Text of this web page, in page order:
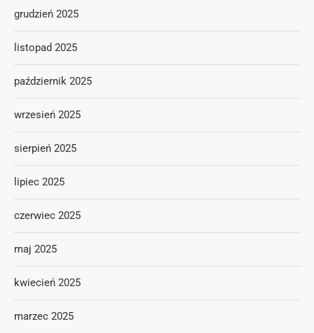
grudzień 2025
listopad 2025
październik 2025
wrzesień 2025
sierpień 2025
lipiec 2025
czerwiec 2025
maj 2025
kwiecień 2025
marzec 2025